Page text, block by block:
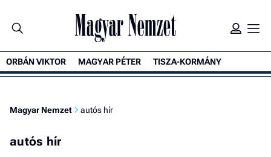
ORBÁN VIKTOR MAGYAR PÉTER TISZA-KORMÁNY
Magyar Nemzet autós hír
autós hír